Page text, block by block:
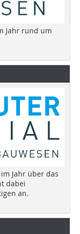
Jahr rund um
Jahr über das
dabei
an.